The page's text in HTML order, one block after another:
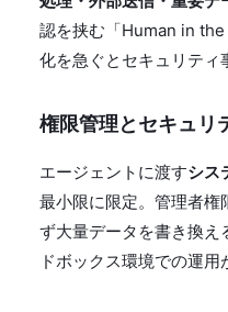
認を挟む「Human in
化を急ぐとセキュリティ
権限管理とセキュリ
エージェントに渡すシス
最小限に限定。管理者権
ず大量データを書き換え
ドボックス環境での運用